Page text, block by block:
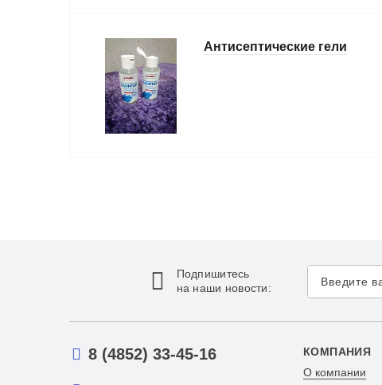
Антисептические гели
Подпишитесь
на наши новости:
8 (4852) 33-45-16
КОМПАНИЯ
О компании